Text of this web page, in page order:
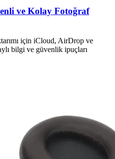
ve Kolay Fotoğraf
için iCloud, AirDrop ve
bilgi ve güvenlik ipuçları